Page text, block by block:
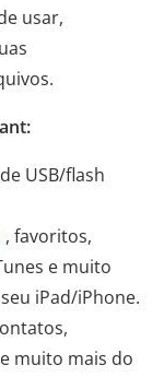
usar,
USB/flash
, favoritos,
e muito
iPad/iPhone.
muito mais do